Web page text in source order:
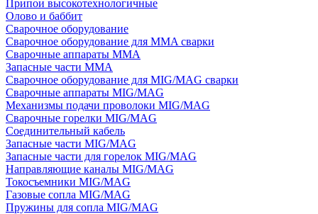
Припои высокотехнологичные
Олово и баббит
Сварочное оборудование
Сварочное оборудование для MMA сварки
Сварочные аппараты MMA
Запасные части MMA
Сварочное оборудование для MIG/MAG сварки
Сварочные аппараты MIG/MAG
Механизмы подачи проволоки MIG/MAG
Сварочные горелки MIG/MAG
Соединительный кабель
Запасные части MIG/MAG
Запасные части для горелок MIG/MAG
Направляющие каналы MIG/MAG
Токосъемники MIG/MAG
Газовые сопла MIG/MAG
Пружины для сопла MIG/MAG